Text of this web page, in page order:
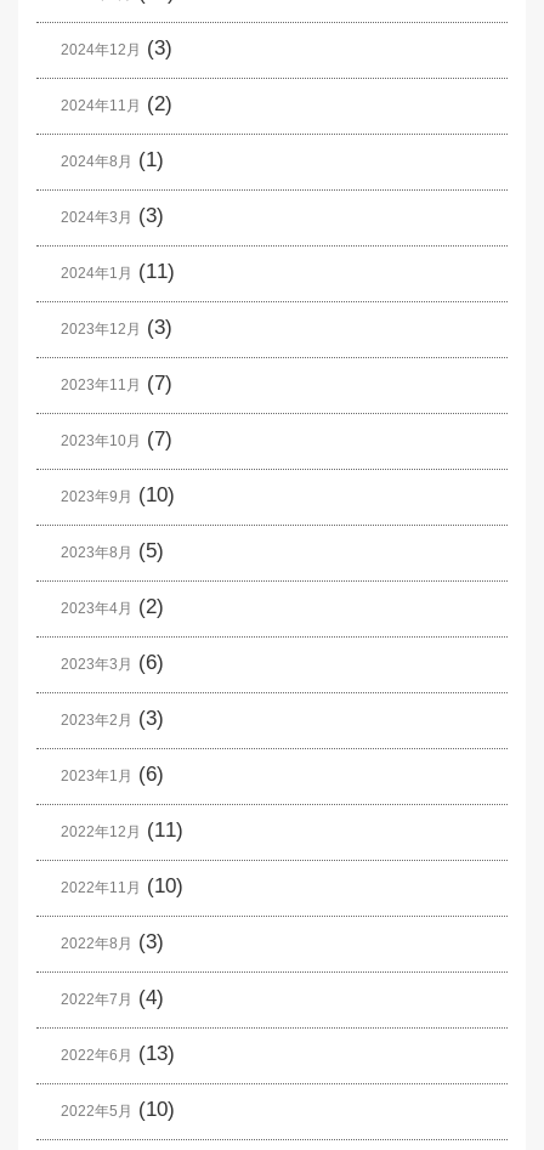
2024年12月 (3)
2024年11月 (2)
2024年8月 (1)
2024年3月 (3)
2024年1月 (11)
2023年12月 (3)
2023年11月 (7)
2023年10月 (7)
2023年9月 (10)
2023年8月 (5)
2023年4月 (2)
2023年3月 (6)
2023年2月 (3)
2023年1月 (6)
2022年12月 (11)
2022年11月 (10)
2022年8月 (3)
2022年7月 (4)
2022年6月 (13)
2022年5月 (10)